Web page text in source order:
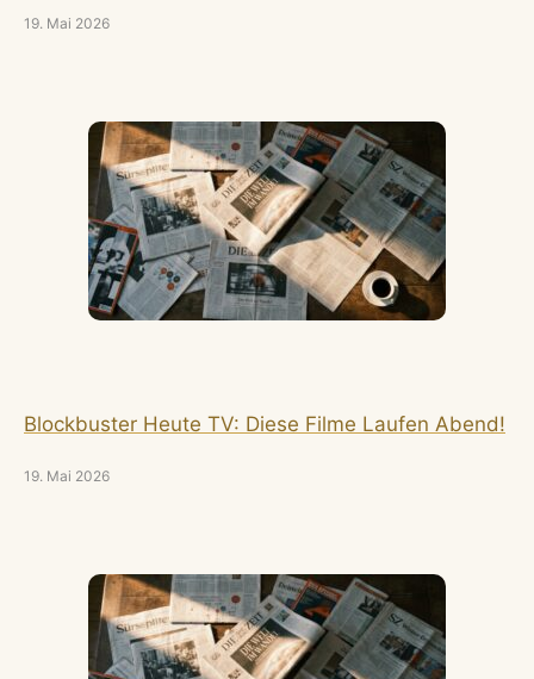
19. Mai 2026
Blockbuster Heute TV: Diese Filme Laufen Abend!
19. Mai 2026